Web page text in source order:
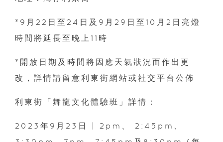
*9月22日至24日及9月29日至10月2日亮燈
時間將延長至晚上11時
*開放日期及時間將因應天氣狀況而作出更
改，詳情請留意利東街網站或社交平台公佈
利東街「舞龍文化體驗班」詳情：
2023年9月23日 | 2pm、 2:45pm、